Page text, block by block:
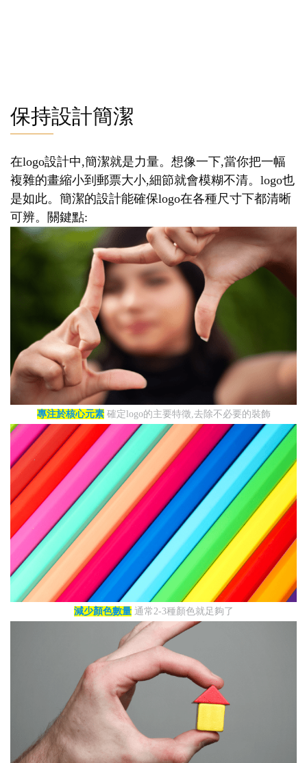
保持設計簡潔
在logo設計中,簡潔就是力量。想像一下,當你把一幅
複雜的畫縮小到郵票大小,細節就會模糊不清。logo也
是如此。簡潔的設計能確保logo在各種尺寸下都清晰
可辨。關鍵點:
專注於核心元素確定logo的主要特徵,去除不必要的裝飾
減少顏色數量通常2-3種顏色就足夠了